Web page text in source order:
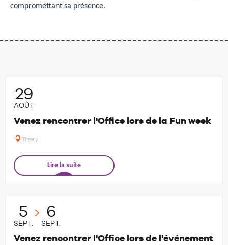
compromettant sa présence.
29
AOÛT
Venez rencontrer l'Office lors de la Fun week
Tigery
Lire la suite
5
SEPT.
6
SEPT.
Venez rencontrer l'Office lors de l'événement